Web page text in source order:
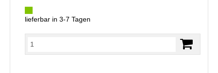
lieferbar in 3-7 Tagen